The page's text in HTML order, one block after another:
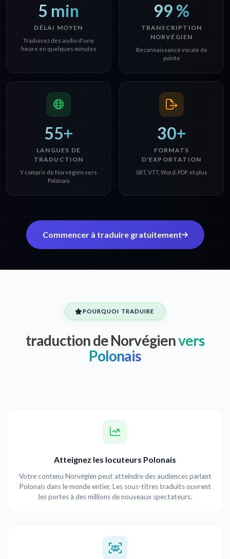
5 min
DÉLAI MOYEN
Traduisez des audio d'une
heure en quelques minutes
99 %
TRANSCRIPTION
NORVÉGIEN
Reconnaissance vocale de
pointe
55+
LANGUES DE
TRADUCTION
Y compris de Norvégien vers
Polonais
30+
FORMATS
D'EXPORTATION
SRT, VTT, Word, PDF, et plus
Commencer à traduire gratuitement
POURQUOI TRADUIRE
traduction de Norvégienvers
Polonais
Atteignez les locuteurs Polonais
Votre contenu Norvégien peut atteindre des audiences parlant
Polonais dans le monde entier. Les sous-titres traduits ouvrent
les portes à des millions de nouveaux spectateurs.